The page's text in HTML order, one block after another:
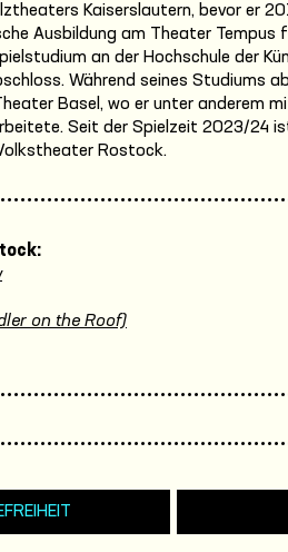
Kaiserslautern, bevor er
Ausbildung am Theater Tempus
an der Hochschule der
Während seines Studiums
Basel, wo er unter anderem
Seit der Spielzeit 2023/24
Rostock.
on the Roof)